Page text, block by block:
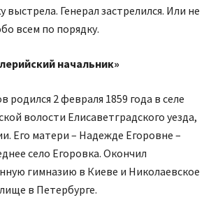
выстрела. Генерал застрелился. Или не
всем по порядку.
начальник»
родился 2 февраля 1859 года в селе
волости Елисаветградского уезда,
Его матери – Надежде Егоровне –
село Егоровка. Окончил
гимназию в Киеве и Николаевское
в Петербурге.